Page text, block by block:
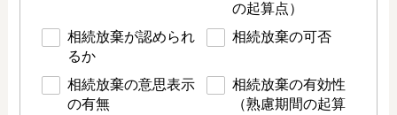
の起算点）
相続放棄が認められ
るか
相続放棄の可否
相続放棄の意思表示
の有無
相続放棄の有効性
（熟慮期間の起算